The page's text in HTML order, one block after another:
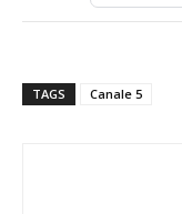
TAGS Canale 5